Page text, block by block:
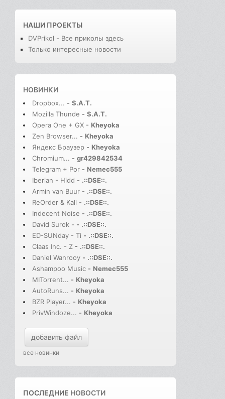
НАШИ ПРОЕКТЫ
DVPrikol - Все приколы здесь
Только интересные новости
НОВИНКИ
Dropbox... - S.A.T.
Mozilla Thunde - S.A.T.
Opera One + GX - Kheyoka
Zen Browser... - Kheyoka
Яндекс Браузер - Kheyoka
Chromium... - gr429842534
Telegram + Por - Nemec555
Iberian - Hidd - .::DSE::.
Armin van Buur - .::DSE::.
ReOrder & Kali - .::DSE::.
Indecent Noise - .::DSE::.
David Surok - - .::DSE::.
ED-SUNday - Ti - .::DSE::.
Claas Inc. - Z - .::DSE::.
Daniel Wanrooy - .::DSE::.
Ashampoo Music - Nemec555
MITorrent... - Kheyoka
AutoRuns... - Kheyoka
BZR Player... - Kheyoka
PrivWindoze... - Kheyoka
добавить файл
все новинки
ПОСЛЕДНИЕ НОВОСТИ